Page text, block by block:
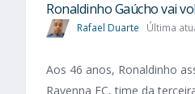
Ronaldinho Gaúcho vai
Rafael Duarte Última
Aos 46 anos, Ronaldinho
Ravenna FC, time da